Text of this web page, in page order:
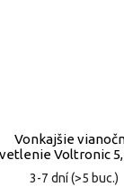
Vonkajšie
Voltronic
- 50 svetiel
3-7 dní(>5 buc.)